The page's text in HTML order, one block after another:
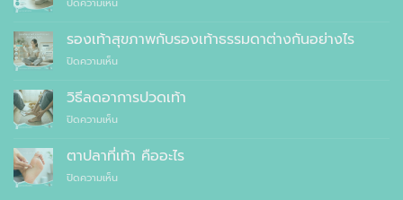
คุณ
สั่ง
ตัด
รองเท้า
สุขภาพ
สำเร็จรูป
ทั่วไป
ปิดความเห็น
สูง
อายุ
ควร
รองเท้า
ไหน
รองเท้าสุขภาพกับรองเท้าธรรมดาต่างกันอย่างไร
ปิดความเห็นบน
สุขภาพ
กับ
รองเท้า
ต่าง
อย่างไร
วิธีลดอาการปวดเท้า
ปิดความเห็นบน
ลด
อาการ
ปวด
ตาปลาที่เท้า คืออะไร
ปิดความเห็นบน